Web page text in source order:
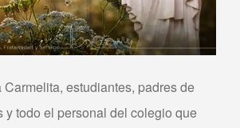
estudiantes, padres de
y todo el personal del colegio que